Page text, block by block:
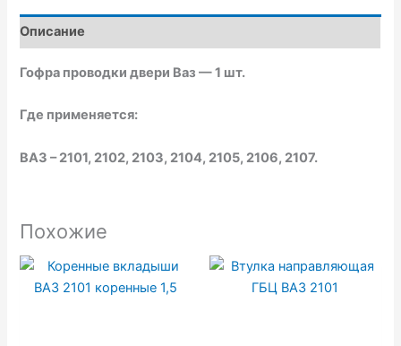
o
o
k
a
p
o
e
Описание
Гофра проводки двери Ваз — 1 шт.
Где применяется:
ВАЗ – 2101, 2102, 2103, 2104, 2105, 2106, 2107.
Похожие